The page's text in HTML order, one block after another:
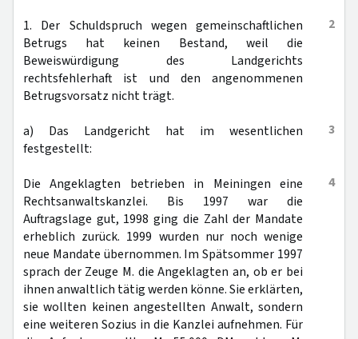
2
1. Der Schuldspruch wegen gemeinschaftlichen
Betrugs hat keinen Bestand, weil die
Beweiswürdigung des Landgerichts
rechtsfehlerhaft ist und den angenommenen
Betrugsvorsatz nicht trägt.
3
a) Das Landgericht hat im wesentlichen
festgestellt:
4
Die Angeklagten betrieben in Meiningen eine
Rechtsanwaltskanzlei. Bis 1997 war die
Auftragslage gut, 1998 ging die Zahl der Mandate
erheblich zurück. 1999 wurden nur noch wenige
neue Mandate übernommen. Im Spätsommer 1997
sprach der Zeuge M. die Angeklagten an, ob er bei
ihnen anwaltlich tätig werden könne. Sie erklärten,
sie wollten keinen angestellten Anwalt, sondern
eine weiteren Sozius in die Kanzlei aufnehmen. Für